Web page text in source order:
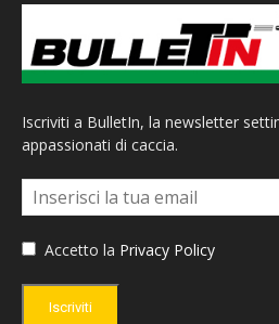
Iscriviti a BulletIn, la newsletter
appassionati di caccia.
Accetto la Privacy Policy
Iscriviti